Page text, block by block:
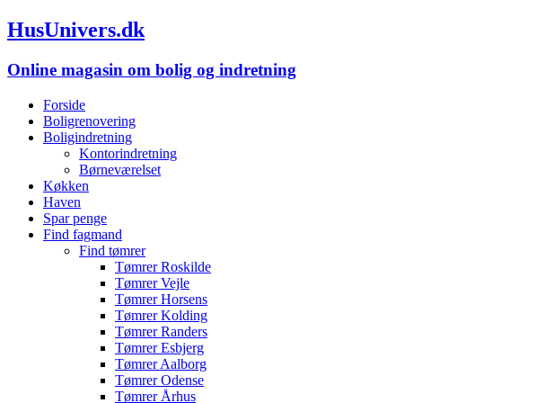
HusUnivers.dk
Online magasin om bolig og indretning
Forside
Boligrenovering
Boligindretning
Kontorindretning
Børneværelset
Køkken
Haven
Spar penge
Find fagmand
Find tømrer
Tømrer Roskilde
Tømrer Vejle
Tømrer Horsens
Tømrer Kolding
Tømrer Randers
Tømrer Esbjerg
Tømrer Aalborg
Tømrer Odense
Tømrer Århus